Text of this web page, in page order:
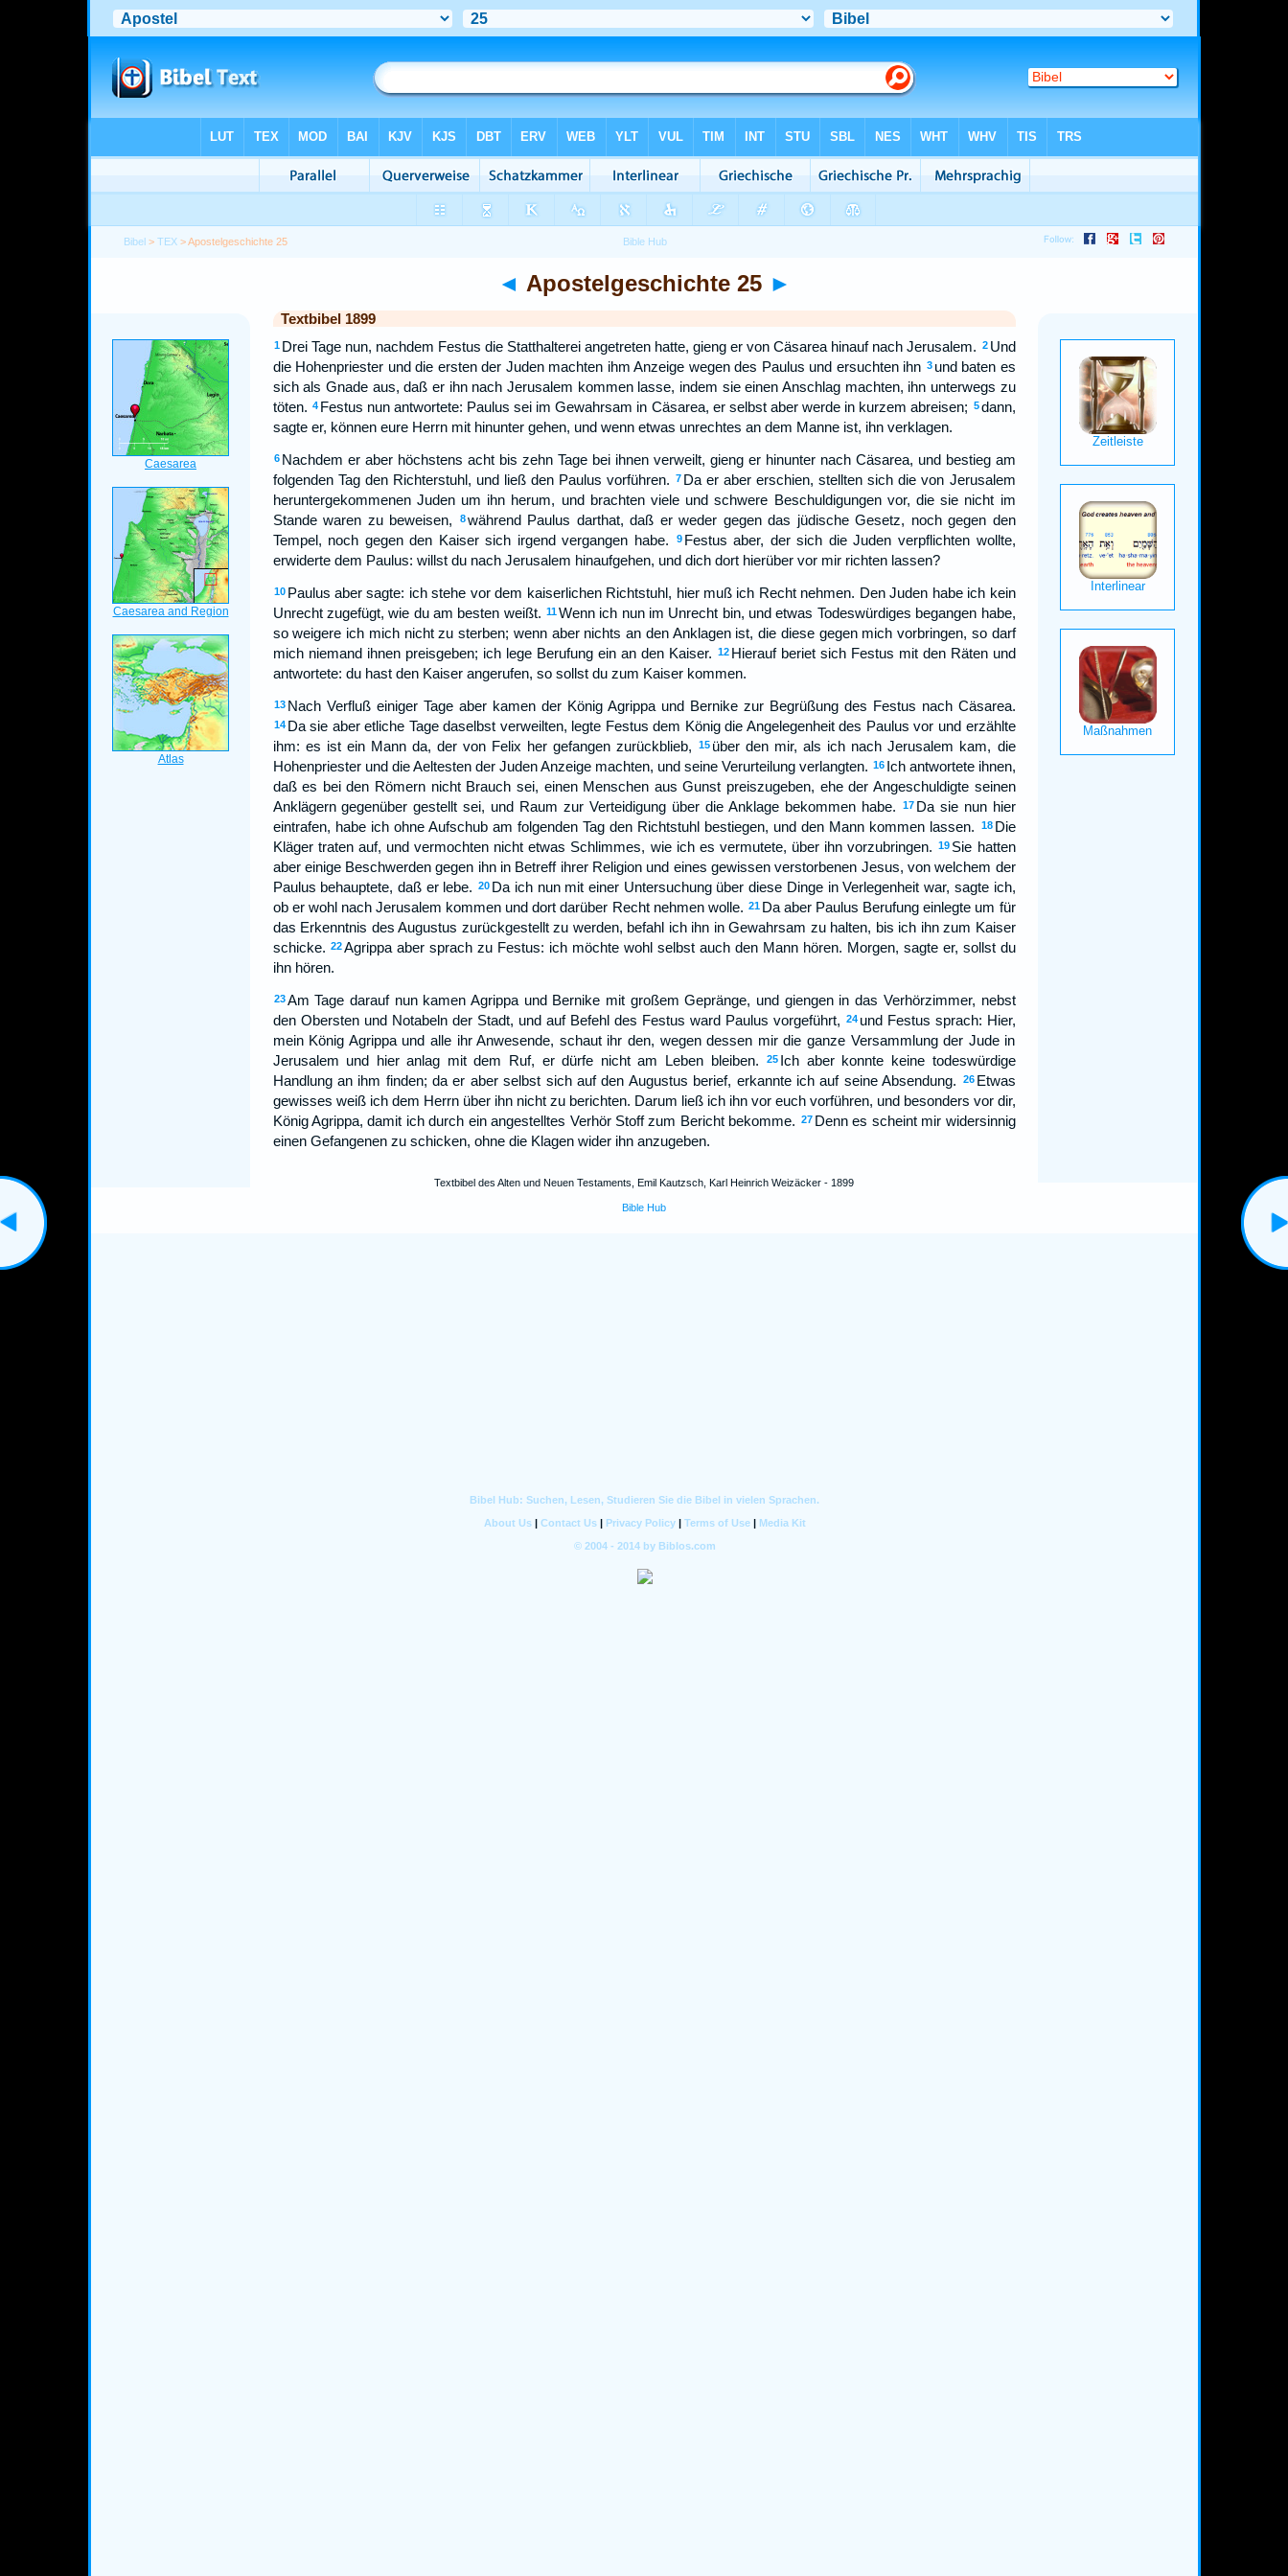
Bibel >TEX > Apostelgeschichte 25
◄ Apostelgeschichte 25 ►
Textbibel 1899
1 Drei Tage nun, nachdem Festus die Statthalterei angetreten hatte, gieng er von Cäsarea hinauf nach Jerusalem. 2 Und
die Hohenpriester und die ersten der Juden machten ihm Anzeige wegen des Paulus und ersuchten ihn 3 und baten es
sich als Gnade aus, daß er ihn nach Jerusalem kommen lasse, indem sie einen Anschlag machten, ihn unterwegs zu
töten. 4 Festus nun antwortete: Paulus sei im Gewahrsam in Cäsarea, er selbst aber werde in kurzem abreisen; 5 dann,
sagte er, können eure Herrn mit hinunter gehen, und wenn etwas unrechtes an dem Manne ist, ihn verklagen.
6 Nachdem er aber höchstens acht bis zehn Tage bei ihnen verweilt, gieng er hinunter nach Cäsarea, und bestieg am
folgenden Tag den Richterstuhl, und ließ den Paulus vorführen. 7 Da er aber erschien, stellten sich die von Jerusalem
heruntergekommenen Juden um ihn herum, und brachten viele und schwere Beschuldigungen vor, die sie nicht im
Stande waren zu beweisen,
8 während Paulus darthat, daß er weder gegen das jüdische Gesetz, noch gegen den
Tempel, noch gegen den Kaiser sich irgend vergangen habe.
9 Festus aber, der sich die Juden verpflichten wollte,
erwiderte dem Paulus: willst du nach Jerusalem hinaufgehen, und dich dort hierüber vor mir richten lassen?
10 Paulus aber sagte: ich stehe vor dem kaiserlichen Richtstuhl, hier muß ich Recht nehmen. Den Juden habe ich kein
Unrecht zugefügt, wie du am besten weißt. 11Wenn ich nun im Unrecht bin, und etwas Todeswürdiges begangen habe,
so weigere ich mich nicht zu sterben; wenn aber nichts an den Anklagen ist, die diese gegen mich vorbringen, so darf
mich niemand ihnen preisgeben; ich lege Berufung ein an den Kaiser. 12 Hierauf beriet sich Festus mit den Räten und
antwortete: du hast den Kaiser angerufen, so sollst du zum Kaiser kommen.
13 Nach Verfluß einiger Tage aber kamen der König Agrippa und Bernike zur Begrüßung des Festus nach Cäsarea.
14 Da sie aber etliche Tage daselbst verweilten, legte Festus dem König die Angelegenheit des Paulus vor und erzählte
ihm: es ist ein Mann da, der von Felix her gefangen zurückblieb,
15 über den mir, als ich nach Jerusalem kam, die
Hohenpriester und die Aeltesten der Juden Anzeige machten, und seine Verurteilung verlangten. 16 Ich antwortete ihnen,
daß es bei den Römern nicht Brauch sei, einen Menschen aus Gunst preiszugeben, ehe der Angeschuldigte seinen
Anklägern gegenüber gestellt sei, und Raum zur Verteidigung über die Anklage bekommen habe.
17 Da sie nun hier
eintrafen, habe ich ohne Aufschub am folgenden Tag den Richtstuhl bestiegen, und den Mann kommen lassen.
18 Die
Kläger traten auf, und vermochten nicht etwas Schlimmes, wie ich es vermutete, über ihn vorzubringen.
19 Sie hatten
aber einige Beschwerden gegen ihn in Betreff ihrer Religion und eines gewissen verstorbenen Jesus, von welchem der
Paulus behauptete, daß er lebe. 20 Da ich nun mit einer Untersuchung über diese Dinge in Verlegenheit war, sagte ich,
ob er wohl nach Jerusalem kommen und dort darüber Recht nehmen wolle. 21 Da aber Paulus Berufung einlegte um für
das Erkenntnis des Augustus zurückgestellt zu werden, befahl ich ihn in Gewahrsam zu halten, bis ich ihn zum Kaiser
schicke. 22 Agrippa aber sprach zu Festus: ich möchte wohl selbst auch den Mann hören. Morgen, sagte er, sollst du
ihn hören.
23 Am Tage darauf nun kamen Agrippa und Bernike mit großem Gepränge, und giengen in das Verhörzimmer, nebst
den Obersten und Notabeln der Stadt, und auf Befehl des Festus ward Paulus vorgeführt, 24 und Festus sprach: Hier,
mein König Agrippa und alle ihr Anwesende, schaut ihr den, wegen dessen mir die ganze Versammlung der Jude in
Jerusalem und hier anlag mit dem Ruf, er dürfe nicht am Leben bleiben.
25 Ich aber konnte keine todeswürdige
Handlung an ihm finden; da er aber selbst sich auf den Augustus berief, erkannte ich auf seine Absendung.
26 Etwas
gewisses weiß ich dem Herrn über ihn nicht zu berichten. Darum ließ ich ihn vor euch vorführen, und besonders vor dir,
König Agrippa, damit ich durch ein angestelltes Verhör Stoff zum Bericht bekomme. 27 Denn es scheint mir widersinnig
einen Gefangenen zu schicken, ohne die Klagen wider ihn anzugeben.
Textbibel des Alten und Neuen Testaments, Emil Kautzsch, Karl Heinrich Weizäcker - 1899
Bible Hub